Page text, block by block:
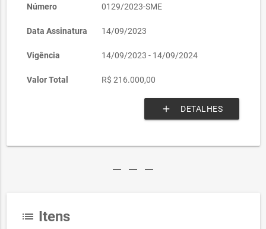
Número 0129/2023-SME
Data Assinatura 14/09/2023
Vigência 14/09/2023 - 14/09/2024
Valor Total R$ 216.000,00
add DETALHES
remove remove remove
list Itens